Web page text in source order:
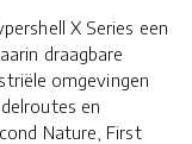
X Series een
draagbare
omgevingen
en
Nature, First